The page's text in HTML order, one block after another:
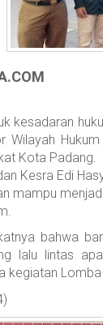
kesadaran
Wilayah
Kota Padang.
Kesra Edi
mampu
bahwa
lalu lintas
kegiatan